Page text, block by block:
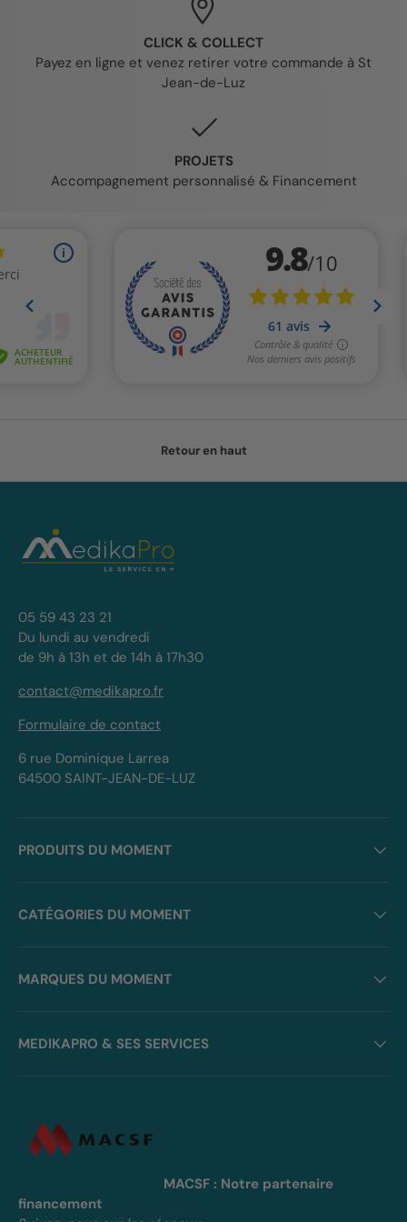
CLICK & COLLECT
Payez en ligne et venez retirer votre commande à St
Jean-de-Luz
PROJETS
Accompagnement personnalisé & Financement
Retour en haut
05 59 43 23 21
Du lundi au vendredi
de 9h à 13h et de 14h à 17h30
contact@medikapro.fr
Formulaire de contact
6 rue Dominique Larrea
64500 SAINT-JEAN-DE-LUZ
PRODUITS DU MOMENT
CATÉGORIES DU MOMENT
MARQUES DU MOMENT
MEDIKAPRO & SES SERVICES
MACSF : Notre partenaire
financement